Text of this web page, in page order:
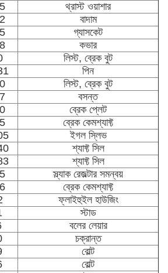
থ্রাস্ট ওয়াশার
বাদাম
গ্যাসকেট
কভার
লিস্ট, ব্রেক বুট
পিন
লিস্ট, ব্রেক বুট
বসন্ত
ব্রেক প্লেট
ব্রেক কেমশ্যাফ্ট
ইগল স্লিভ
শ্যাফ্ট সিল
শ্যাফ্ট সিল
স্ল্যাক রেজল্টার সমন্বয়
ব্রেক কেমশ্যাফ্ট
ফ্লাইহুইল হাউজিং
স্টাড
বলের লেয়ার
চক্রান্ত
বোল্ট
বোল্ট